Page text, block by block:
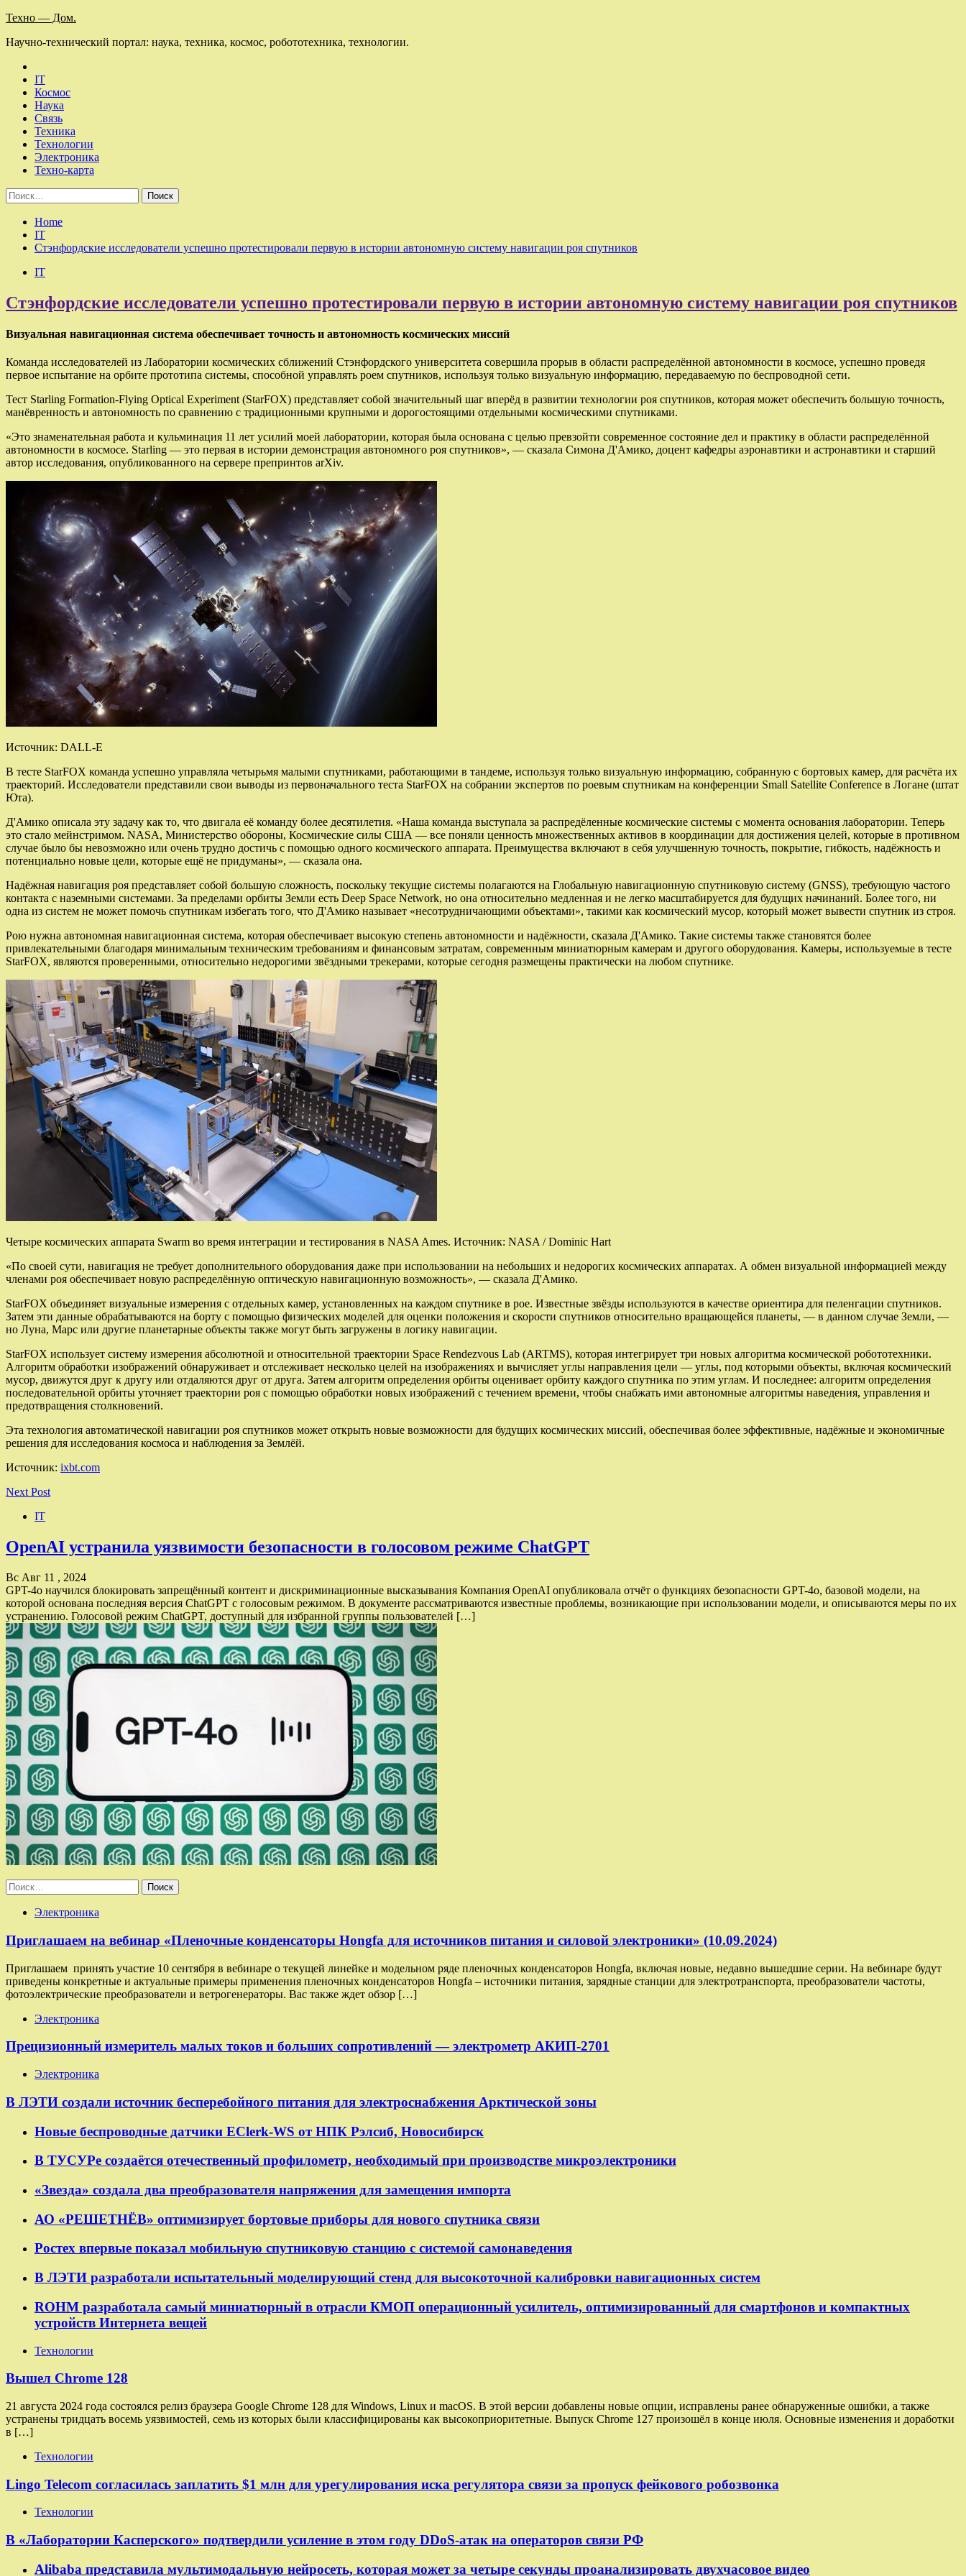
Skip
content
Техно — Дом.
Научно-технический портал: наука, техника, космос, робототехника, технологии.
IT
Космос
Наука
Связь
Техника
Технологии
Электроника
Техно-карта
Найти:
Home
IT
Стэнфордские исследователи успешно протестировали первую в истории автономную систему навигации роя спутников
IT
Стэнфордские исследователи успешно протестировали первую в истории автономную систему навигации роя спутников
Визуальная навигационная система обеспечивает точность и автономность космических миссий
Команда исследователей из Лаборатории космических сближений Стэнфордского университета совершила прорыв в области распределённой автономности в космосе, успешно проведя
первое испытание на орбите прототипа системы, способной управлять роем спутников, используя только визуальную информацию, передаваемую по беспроводной сети.
Тест Starling Formation-Flying Optical Experiment (StarFOX) представляет собой значительный шаг вперёд в развитии технологии роя спутников, которая может обеспечить большую точность,
манёвренность и автономность по сравнению с традиционными крупными и дорогостоящими отдельными космическими спутниками.
«Это знаменательная работа и кульминация 11 лет усилий моей лаборатории, которая была основана с целью превзойти современное состояние дел и практику в области распределённой
автономности в космосе. Starling — это первая в истории демонстрация автономного роя спутников», — сказала Симона Д'Амико, доцент кафедры аэронавтики и астронавтики и старший
автор исследования, опубликованного на сервере препринтов arXiv.
Источник: DALL-E
В тесте StarFOX команда успешно управляла четырьмя малыми спутниками, работающими в тандеме, используя только визуальную информацию, собранную с бортовых камер, для расчёта их
траекторий. Исследователи представили свои выводы из первоначального теста StarFOX на собрании экспертов по роевым спутникам на конференции Small Satellite Conference в Логане (штат
Юта).
Д'Амико описала эту задачу как то, что двигала её команду более десятилетия. «Наша команда выступала за распредёленные космические системы с момента основания лаборатории. Теперь
это стало мейнстримом. NASA, Министерство обороны, Космические силы США — все поняли ценность множественных активов в координации для достижения целей, которые в противном
случае было бы невозможно или очень трудно достичь с помощью одного космического аппарата. Преимущества включают в себя улучшенную точность, покрытие, гибкость, надёжность и
потенциально новые цели, которые ещё не придуманы», — сказала она.
Надёжная навигация роя представляет собой большую сложность, поскольку текущие системы полагаются на Глобальную навигационную спутниковую систему (GNSS), требующую частого
контакта с наземными системами. За пределами орбиты Земли есть Deep Space Network, но она относительно медленная и не легко масштабируется для будущих начинаний. Более того, ни
одна из систем не может помочь спутникам избегать того, что Д'Амико называет «несотрудничающими объектами», такими как космический мусор, который может вывести спутник из строя.
Рою нужна автономная навигационная система, которая обеспечивает высокую степень автономности и надёжности, сказала Д'Амико. Такие системы также становятся более
привлекательными благодаря минимальным техническим требованиям и финансовым затратам, современным миниатюрным камерам и другого оборудования. Камеры, используемые в тесте
StarFOX, являются проверенными, относительно недорогими звёздными трекерами, которые сегодня размещены практически на любом спутнике.
Четыре космических аппарата Swarm во время интеграции и тестирования в NASA Ames. Источник: NASA / Dominic Hart
«По своей сути, навигация не требует дополнительного оборудования даже при использовании на небольших и недорогих космических аппаратах. А обмен визуальной информацией между
членами роя обеспечивает новую распределённую оптическую навигационную возможность», — сказала Д'Амико.
StarFOX объединяет визуальные измерения с отдельных камер, установленных на каждом спутнике в рое. Известные звёзды используются в качестве ориентира для пеленгации спутников.
Затем эти данные обрабатываются на борту с помощью физических моделей для оценки положения и скорости спутников относительно вращающейся планеты, — в данном случае Земли, —
но Луна, Марс или другие планетарные объекты также могут быть загружены в логику навигации.
StarFOX использует систему измерения абсолютной и относительной траектории Space Rendezvous Lab (ARTMS), которая интегрирует три новых алгоритма космической робототехники.
Алгоритм обработки изображений обнаруживает и отслеживает несколько целей на изображениях и вычисляет углы направления цели — углы, под которыми объекты, включая космический
мусор, движутся друг к другу или отдаляются друг от друга. Затем алгоритм определения орбиты оценивает орбиту каждого спутника по этим углам. И последнее: алгоритм определения
последовательной орбиты уточняет траектории роя с помощью обработки новых изображений с течением времени, чтобы снабжать ими автономные алгоритмы наведения, управления и
предотвращения столкновений.
Эта технология автоматической навигации роя спутников может открыть новые возможности для будущих космических миссий, обеспечивая более эффективные, надёжные и экономичные
решения для исследования космоса и наблюдения за Землёй.
Источник: ixbt.com
Next Post
IT
OpenAI устранила уязвимости безопасности в голосовом режиме ChatGPT
Вс Авг 11 , 2024
GPT-4o научился блокировать запрещённый контент и дискриминационные высказывания Компания OpenAI опубликовала отчёт о функциях безопасности GPT-4o, базовой модели, на
которой основана последняя версия ChatGPT с голосовым режимом. В документе рассматриваются известные проблемы, возникающие при использовании модели, и описываются меры по их
устранению. Голосовой режим ChatGPT, доступный для избранной группы пользователей […]
Найти:
Электроника
Приглашаем на вебинар «Пленочные конденсаторы Hongfa для источников питания и силовой электроники» (10.09.2024)
Приглашаем принять участие 10 сентября в вебинаре о текущей линейке и модельном ряде пленочных конденсаторов Hongfa, включая новые, недавно вышедшие серии. На вебинаре будут
приведены конкретные и актуальные примеры применения пленочных конденсаторов Hongfa – источники питания, зарядные станции для электротранспорта, преобразователи частоты,
фотоэлектрические преобразователи и ветрогенераторы. Вас также ждет обзор […]
Электроника
Прецизионный измеритель малых токов и больших сопротивлений — электрометр АКИП-2701
Электроника
В ЛЭТИ создали источник бесперебойного питания для электроснабжения Арктической зоны
Новые беспроводные датчики EClerk-WS от НПК Рэлсиб, Новосибирск
В ТУСУРе создаётся отечественный профилометр, необходимый при производстве микроэлектроники
«Звезда» создала два преобразователя напряжения для замещения импорта
АО «РЕШЕТНЁВ» оптимизирует бортовые приборы для нового спутника связи
Ростех впервые показал мобильную спутниковую станцию с системой самонаведения
В ЛЭТИ разработали испытательный моделирующий стенд для высокоточной калибровки навигационных систем
ROHM разработала самый миниатюрный в отрасли КМОП операционный усилитель, оптимизированный для смартфонов и компактных
устройств Интернета вещей
Технологии
Вышел Chrome 128
21 августа 2024 года состоялся релиз браузера Google Chrome 128 для Windows, Linux и macOS. В этой версии добавлены новые опции, исправлены ранее обнаруженные ошибки, а также
устранены тридцать восемь уязвимостей, семь из которых были классифицированы как высокоприоритетные. Выпуск Chrome 127 произошёл в конце июля. Основные изменения и доработки
в […]
Технологии
Lingo Telecom согласилась заплатить $1 млн для урегулирования иска регулятора связи за пропуск фейкового робозвонка
Технологии
В «Лаборатории Касперского» подтвердили усиление в этом году DDoS-атак на операторов связи РФ
Alibaba представила мультимодальную нейросеть, которая может за четыре секунды проанализировать двухчасовое видео